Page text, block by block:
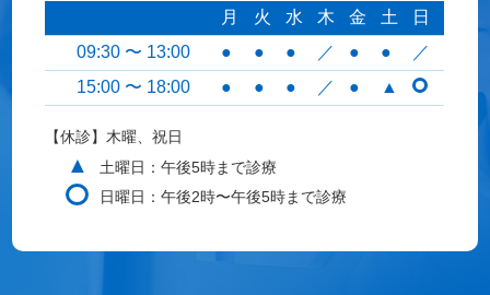
月 火 水 木 金 土
日
09:30 〜 13:00
● ● ● ／ ● ●
／
15:00 〜 18:00
● ● ● ／ ● ▲
【休診】木曜、祝日
▲
土曜日：午後5時まで診療
日曜日：午後2時〜午後5時まで診療